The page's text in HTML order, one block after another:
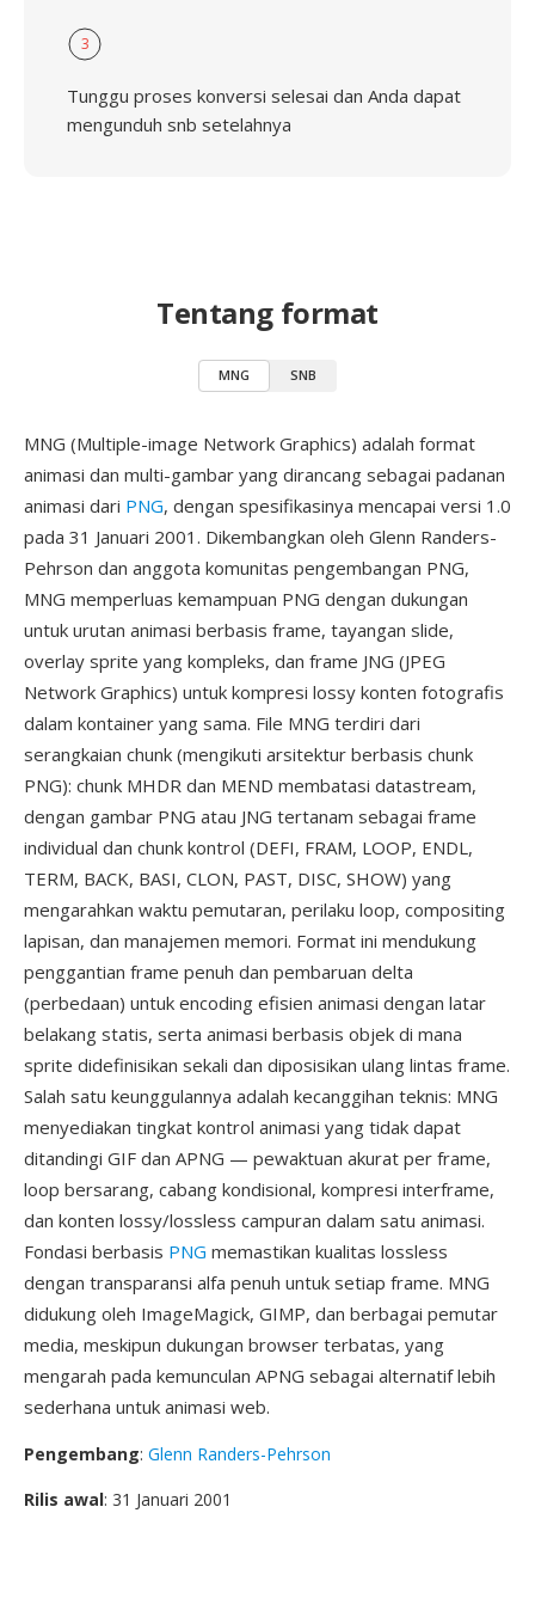
3
Tunggu proses konversi selesai dan Anda dapat
mengunduh snb setelahnya
Tentang format
MNG SNB
MNG (Multiple-image Network Graphics) adalah format
animasi dan multi-gambar yang dirancang sebagai padanan
animasi dari PNG, dengan spesifikasinya mencapai versi 1.0
pada 31 Januari 2001. Dikembangkan oleh Glenn Randers-
Pehrson dan anggota komunitas pengembangan PNG,
MNG memperluas kemampuan PNG dengan dukungan
untuk urutan animasi berbasis frame, tayangan slide,
overlay sprite yang kompleks, dan frame JNG (JPEG
Network Graphics) untuk kompresi lossy konten fotografis
dalam kontainer yang sama. File MNG terdiri dari
serangkaian chunk (mengikuti arsitektur berbasis chunk
PNG): chunk MHDR dan MEND membatasi datastream,
dengan gambar PNG atau JNG tertanam sebagai frame
individual dan chunk kontrol (DEFI, FRAM, LOOP, ENDL,
TERM, BACK, BASI, CLON, PAST, DISC, SHOW) yang
mengarahkan waktu pemutaran, perilaku loop, compositing
lapisan, dan manajemen memori. Format ini mendukung
penggantian frame penuh dan pembaruan delta
(perbedaan) untuk encoding efisien animasi dengan latar
belakang statis, serta animasi berbasis objek di mana
sprite didefinisikan sekali dan diposisikan ulang lintas frame.
Salah satu keunggulannya adalah kecanggihan teknis: MNG
menyediakan tingkat kontrol animasi yang tidak dapat
ditandingi GIF dan APNG — pewaktuan akurat per frame,
loop bersarang, cabang kondisional, kompresi interframe,
dan konten lossy/lossless campuran dalam satu animasi.
Fondasi berbasis PNG memastikan kualitas lossless
dengan transparansi alfa penuh untuk setiap frame. MNG
didukung oleh ImageMagick, GIMP, dan berbagai pemutar
media, meskipun dukungan browser terbatas, yang
mengarah pada kemunculan APNG sebagai alternatif lebih
sederhana untuk animasi web.
Pengembang: Glenn Randers-Pehrson
Rilis awal: 31 Januari 2001